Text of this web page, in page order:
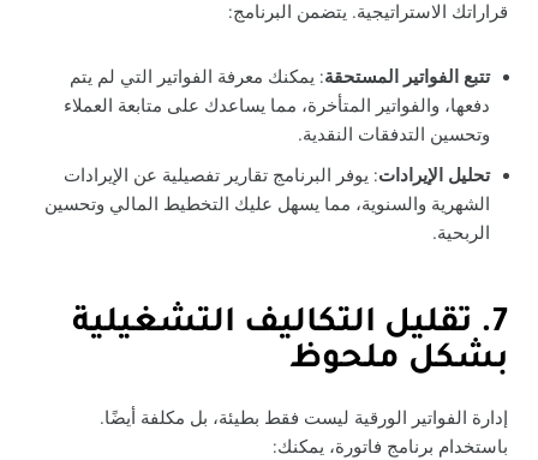
قراراتك الاستراتيجية. يتضمن البرنامج:
تتبع الفواتير المستحقة: يمكنك معرفة الفواتير التي لم يتم
دفعها، والفواتير المتأخرة، مما يساعدك على متابعة العملاء
وتحسين التدفقات النقدية.
تحليل الإيرادات: يوفر البرنامج تقارير تفصيلية عن الإيرادات
الشهرية والسنوية، مما يسهل عليك التخطيط المالي وتحسين
الربحية.
7. تقليل التكاليف التشغيلية
بشكل ملحوظ
إدارة الفواتير الورقية ليست فقط بطيئة، بل مكلفة أيضًا.
باستخدام برنامج فاتورة، يمكنك: